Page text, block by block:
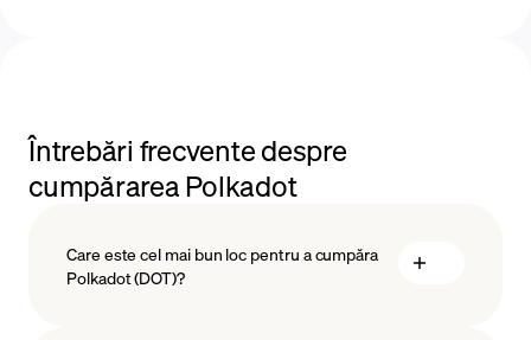
Întrebări frecvente despre
cumpărarea Polkadot
Care este cel mai bun loc pentru a cumpăra
Polkadot (DOT)?